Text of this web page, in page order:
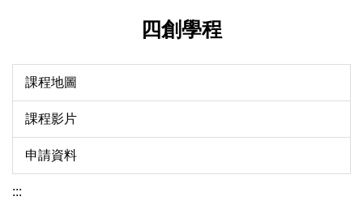
四創學程
課程地圖
課程影片
申請資料
:::